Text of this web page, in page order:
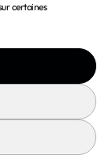
certaines
réservés